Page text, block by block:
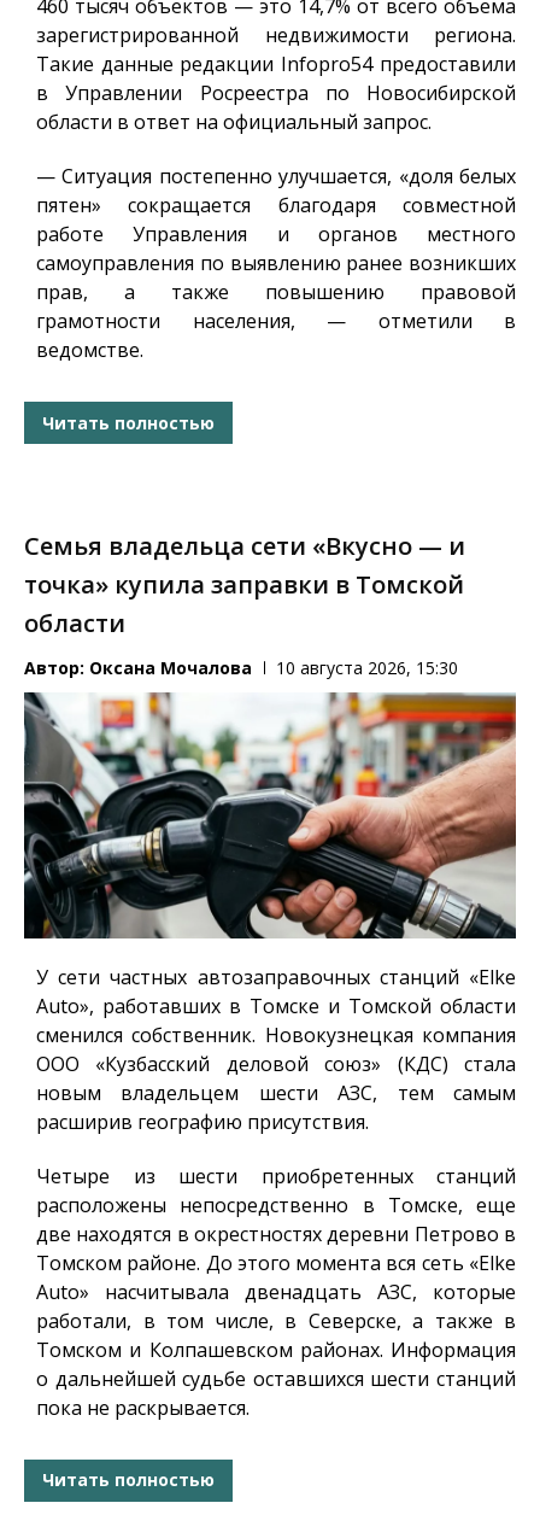
460 тысяч объектов — это 14,7% от всего объема
зарегистрированной недвижимости региона.
Такие данные редакции Infopro54предоставили
в Управлении Росреестра по Новосибирской
области в ответ на официальный запрос.
— Ситуация постепенно улучшается, «доля белых
пятен» сокращается благодаря совместной
работе Управления и органов местного
самоуправления по выявлению ранее возникших
прав, а также повышению правовой
грамотности населения, — отметили в
ведомстве.
Читать полностью
Семья владельца сети «Вкусно — и
точка» купила заправки в Томской
области
Автор: Оксана Мочалова 10 августа 2026, 15:30
У сети частных автозаправочных станций «Elke
Auto», работавших в Томске и Томской области
сменился собственник. Новокузнецкая компания
ООО «Кузбасский деловой союз» (КДС) стала
новым владельцем шести АЗС, тем самым
расширив географию присутствия.
Четыре из шести приобретенных станций
расположены непосредственно в Томске, еще
две находятся в окрестностях деревни Петрово в
Томском районе. До этого момента вся сеть «Elke
Auto» насчитывала двенадцать АЗС, которые
работали, в том числе, в Северске, а также в
Томском и Колпашевском районах. Информация
о дальнейшей судьбе оставшихся шести станций
пока не раскрывается.
Читать полностью